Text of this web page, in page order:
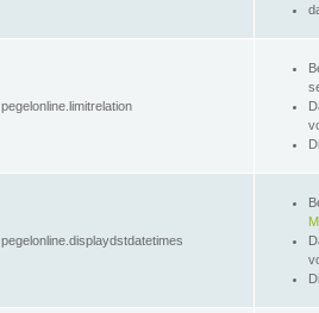
pegelonline.limitrelation
pegelonline.displaydstdatetimes